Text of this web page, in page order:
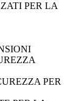
PER LA
PER